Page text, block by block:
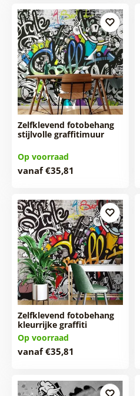
Zelfklevend fotobehang
stijlvolle graffitimuur
Op voorraad
vanaf €35,81
Zelfklevend fotobehang
kleurrijke graffiti
Op voorraad
vanaf €35,81